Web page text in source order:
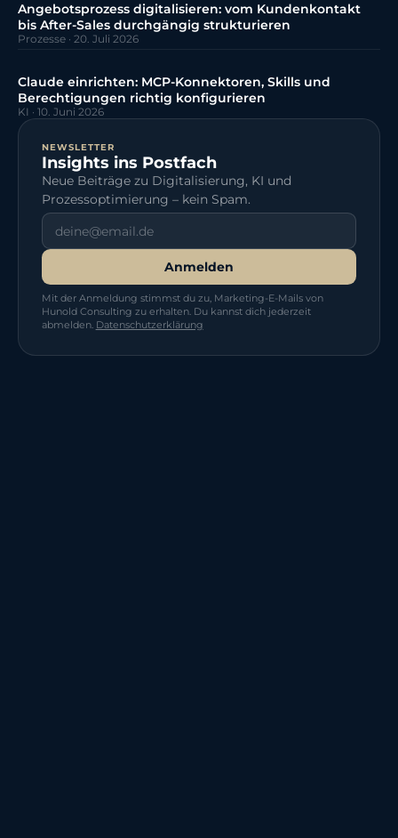
Angebotsprozess digitalisieren: vom Kundenkontakt
bis After-Sales durchgängig strukturieren
Prozesse · 20. Juli 2026
Claude einrichten: MCP-Konnektoren, Skills und
Berechtigungen richtig konfigurieren
KI · 10. Juni 2026
NEWSLETTER
Insights ins Postfach
Neue Beiträge zu Digitalisierung, KI und
Prozessoptimierung – kein Spam.
Anmelden
Mit der Anmeldung stimmst du zu, Marketing-E-Mails von
Hunold Consulting zu erhalten. Du kannst dich jederzeit
abmelden. Datenschutzerklärung